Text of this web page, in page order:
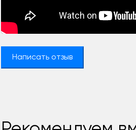
Написать отзыв